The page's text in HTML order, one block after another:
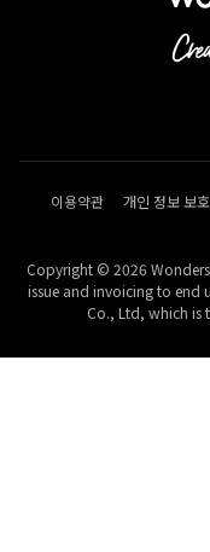
이용약관 개인 정보 보호
Copyright © 2026
issue and invoicing to end
Co., Ltd, which is